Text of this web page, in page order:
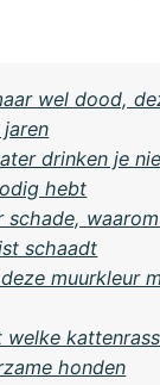
wel dood,
drinken je
hebt
schade,
schaadt
muurkleur
honden